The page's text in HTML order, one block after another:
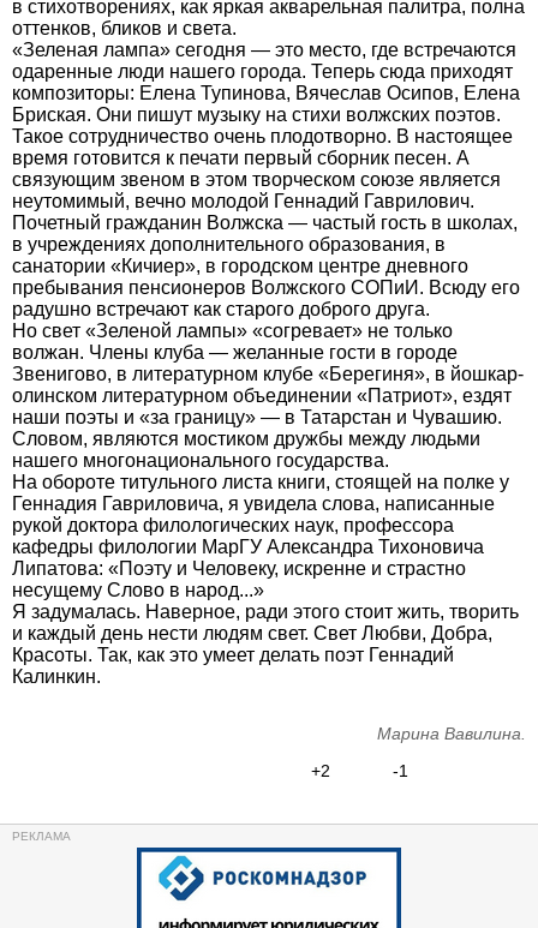
в стихотворениях, как яркая акварельная палитра, полна
оттенков, бликов и света.
«Зеленая лампа» сегодня — это место, где встречаются
одаренные люди нашего города. Теперь сюда приходят
композиторы: Елена Тупинова, Вячеслав Осипов, Елена
Бриская. Они пишут музыку на стихи волжских поэтов.
Такое сотрудничество очень плодотворно. В настоящее
время готовится к печати первый сборник песен. А
связующим звеном в этом творческом союзе является
неутомимый, вечно молодой Геннадий Гаврилович.
Почетный гражданин Волжска — частый гость в школах,
в учреждениях дополнительного образования, в
санатории «Кичиер», в городском центре дневного
пребывания пенсионеров Волжского СОПиИ. Всюду его
радушно встречают как старого доброго друга.
Но свет «Зеленой лампы» «согревает» не только
волжан. Члены клуба — желанные гости в городе
Звенигово, в литературном клубе «Берегиня», в йошкар-
олинском литературном объединении «Патриот», ездят
наши поэты и «за границу» — в Татарстан и Чувашию.
Словом, являются мостиком дружбы между людьми
нашего многонационального государства.
На обороте титульного листа книги, стоящей на полке у
Геннадия Гавриловича, я увидела слова, написанные
рукой доктора филологических наук, профессора
кафедры филологии МарГУ Александра Тихоновича
Липатова: «Поэту и Человеку, искренне и страстно
несущему Слово в народ...»
Я задумалась. Наверное, ради этого стоит жить, творить
и каждый день нести людям свет. Свет Любви, Добра,
Красоты. Так, как это умеет делать поэт Геннадий
Калинкин.
Марина Вавилина.
+2
-1